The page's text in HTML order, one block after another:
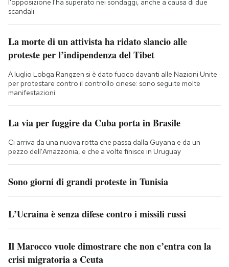
l'opposizione l'ha superato nei sondaggi, anche a causa di due
scandali
La morte di un attivista ha ridato slancio alle
proteste per l’indipendenza del Tibet
A luglio Lobga Rangzen si è dato fuoco davanti alle Nazioni Unite
per protestare contro il controllo cinese: sono seguite molte
manifestazioni
La via per fuggire da Cuba porta in Brasile
Ci arriva da una nuova rotta che passa dalla Guyana e da un
pezzo dell'Amazzonia, e che a volte finisce in Uruguay
Sono giorni di grandi proteste in Tunisia
L’Ucraina è senza difese contro i missili russi
Il Marocco vuole dimostrare che non c’entra con la
crisi migratoria a Ceuta